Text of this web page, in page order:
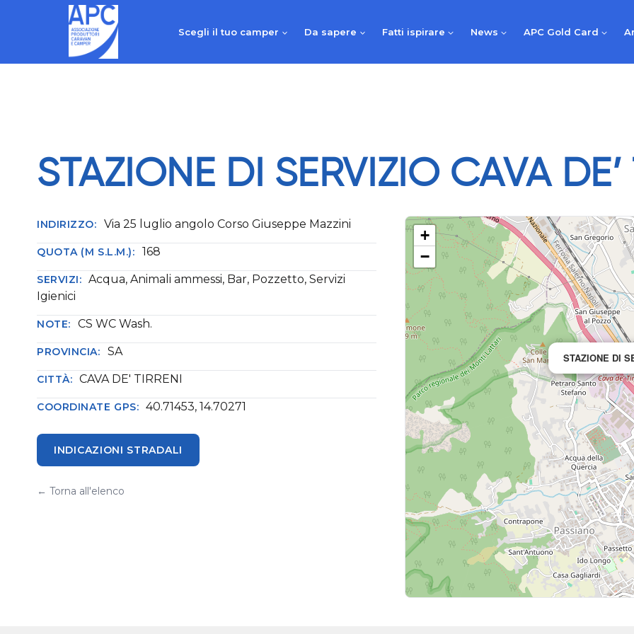
Scegli il tuo camper Da sapere Fatti ispirare News APC Gold Card
STAZIONE DI SERVIZIO CAVA DE’
INDIRIZZO: Via 25 luglio angolo Corso Giuseppe Mazzini
QUOTA (M S.L.M.): 168
SERVIZI: Acqua, Animali ammessi, Bar, Pozzetto, Servizi
Igienici
NOTE: CS WC Wash.
PROVINCIA: SA
CITTÀ: CAVA DE' TIRRENI
COORDINATE GPS: 40.71453, 14.70271
INDICAZIONI STRADALI
← Torna all'elenco
STAZIONE DI
+
−